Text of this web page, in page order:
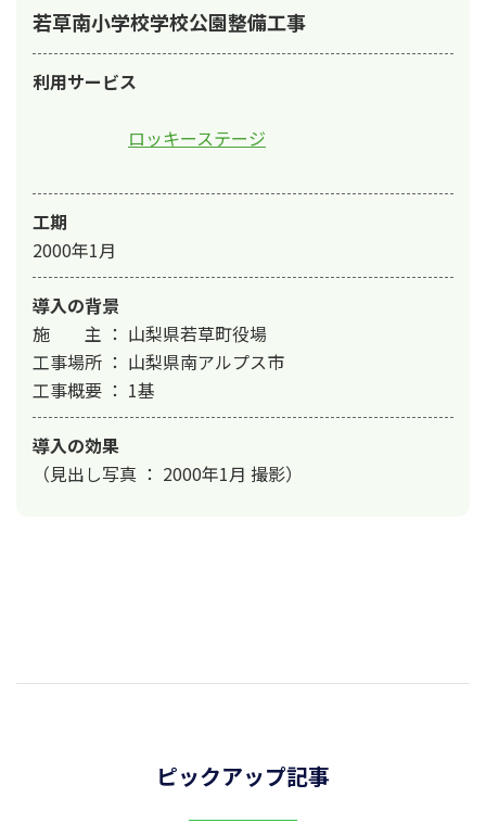
若草南小学校学校公園整備工事
利用サービス
ロッキーステージ
工期
2000年1月
導入の背景
施　　主 ： 山梨県若草町役場
工事場所 ： 山梨県南アルプス市
工事概要 ： 1基
導入の効果
（見出し写真 ： 2000年1月 撮影）
ピックアップ記事